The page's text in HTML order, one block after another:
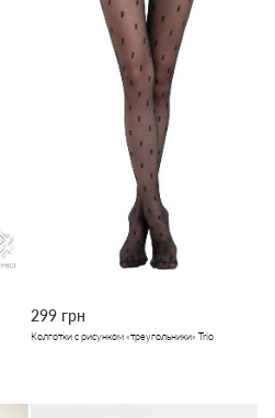
299 грн
Колготки с рисунком «треугольники» Trio